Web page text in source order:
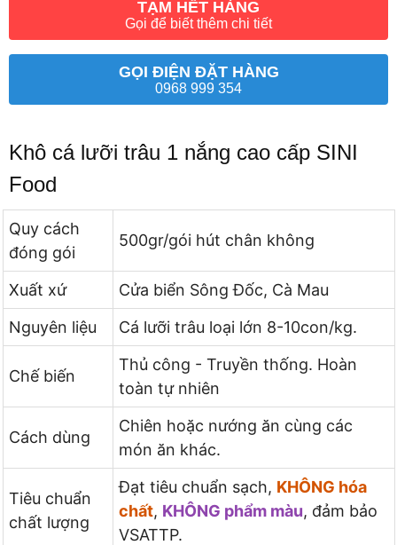
TẠM HẾT HÀNG
Gọi để biết thêm chi tiết
GỌI ĐIỆN ĐẶT HÀNG
0968 999 354
Khô cá lưỡi trâu 1 nắng cao cấp SINI
Food
Quy cách
đóng gói
500gr/gói hút chân không
Xuất xứ
Cửa biển Sông Đốc, Cà Mau
Nguyên liệu
Cá lưỡi trâu loại lớn 8-10con/kg.
Chế biến
Thủ công - Truyền thống. Hoàn
toàn tự nhiên
Cách dùng
Chiên hoặc nướng ăn cùng các
món ăn khác.
Tiêu chuẩn
chất lượng
Đạt tiêu chuẩn sạch, KHÔNG hóa
chất, KHÔNG phẩm màu, đảm bảo
VSATTP.